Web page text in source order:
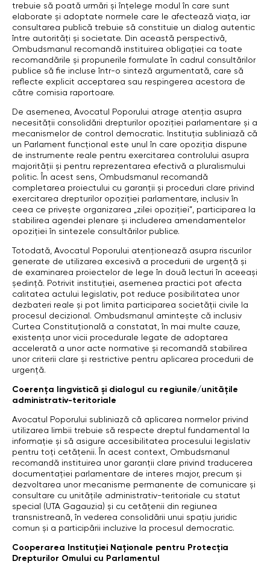
trebuie să poată urmări și înțelege modul în care sunt
elaborate și adoptate normele care le afectează viața, iar
consultarea publică trebuie să constituie un dialog autentic
între autorități și societate. Din această perspectivă,
Ombudsmanul recomandă instituirea obligației ca toate
recomandările și propunerile formulate în cadrul consultărilor
publice să fie incluse într-o sinteză argumentată, care să
reflecte explicit acceptarea sau respingerea acestora de
către comisia raportoare.
De asemenea, Avocatul Poporului atrage atenția asupra
necesității consolidării drepturilor opoziției parlamentare și a
mecanismelor de control democratic. Instituția subliniază că
un Parlament funcțional este unul în care opoziția dispune
de instrumente reale pentru exercitarea controlului asupra
majorității și pentru reprezentarea efectivă a pluralismului
politic. În acest sens, Ombudsmanul recomandă
completarea proiectului cu garanții și proceduri clare privind
exercitarea drepturilor opoziției parlamentare, inclusiv în
ceea ce privește organizarea „zilei opoziției”, participarea la
stabilirea agendei plenare și includerea amendamentelor
opoziției în sintezele consultărilor publice.
Totodată, Avocatul Poporului atenționează asupra riscurilor
generate de utilizarea excesivă a procedurii de urgență și
de examinarea proiectelor de lege în două lecturi în aceeași
ședință. Potrivit instituției, asemenea practici pot afecta
calitatea actului legislativ, pot reduce posibilitatea unor
dezbateri reale și pot limita participarea societății civile la
procesul decizional. Ombudsmanul amintește că inclusiv
Curtea Constituțională a constatat, în mai multe cauze,
existența unor vicii procedurale legate de adoptarea
accelerată a unor acte normative și recomandă stabilirea
unor criterii clare și restrictive pentru aplicarea procedurii de
urgență.
Coerența lingvistică și dialogul cu regiunile/unitățile
administrativ-teritoriale
Avocatul Poporului subliniază că aplicarea normelor privind
utilizarea limbii trebuie să respecte dreptul fundamental la
informație și să asigure accesibilitatea procesului legislativ
pentru toți cetățenii. În acest context, Ombudsmanul
recomandă instituirea unor garanții clare privind traducerea
documentației parlamentare de interes major, precum și
dezvoltarea unor mecanisme permanente de comunicare și
consultare cu unitățile administrativ-teritoriale cu statut
special (UTA Gagauzia) și cu cetățenii din regiunea
transnistreană, în vederea consolidării unui spațiu juridic
comun și a participării incluzive la procesul democratic.
Cooperarea Instituției Naționale pentru Protecția
Drepturilor Omului cu Parlamentul